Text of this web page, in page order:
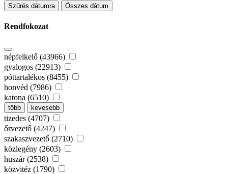
Szűrés dátumra Összes dátum
Rendfokozat
népfelkelő (43966)
gyalogos (22913)
póttartalékos (8455)
honvéd (7986)
katona (6510)
több kevesebb
tizedes (4707)
őrvezető (4247)
szakaszvezető (2710)
közlegény (2603)
huszár (2538)
közvitéz (1790)